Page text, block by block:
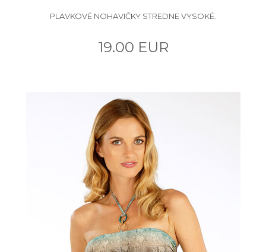
PLAVKOVÉ NOHAVIČKY STREDNE VYSOKÉ.
19.00 EUR